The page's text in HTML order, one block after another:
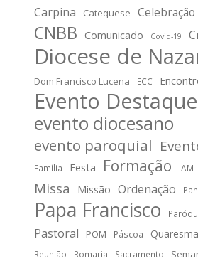
Carpina Catequese Celebração
CNBB Comunicado Covid-19
Diocese de
Dom Francisco Lucena
ECC
Evento Destaque
evento diocesano
evento paroquial
Família Festa Formação IAM
Missa Missão Ordenação
Papa Francisco
Pastoral
POM Páscoa Quaresma
Reunião Romaria Sacramento